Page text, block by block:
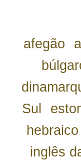
afegão
Sul
hebraico
inglês